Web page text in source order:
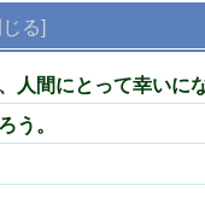
人間にとって幸いに
う。